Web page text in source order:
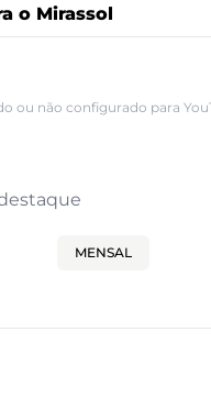
o Mirassol
ou não configurado para
MENSAL